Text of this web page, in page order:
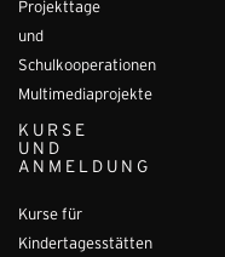
Projekttage
und
Schulkooperationen
Multimediaprojekte
KURSE
UND
ANMELDUNG
Kurse für
Kindertagesstätten